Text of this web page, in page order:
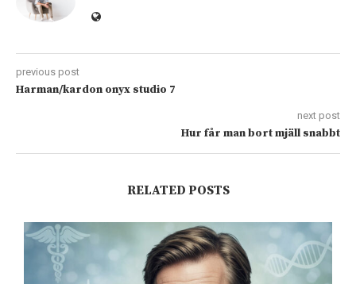
previous post
Harman/kardon onyx studio 7
next post
Hur får man bort mjäll snabbt
RELATED POSTS